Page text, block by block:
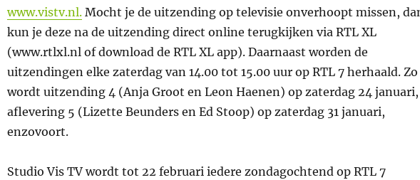
www.vistv.nl.Mocht je de uitzending op televisie onverhoopt missen,
kun je deze na de uitzending direct online terugkijken via RTL XL
(www.rtlxl.nl of download de RTL XL app). Daarnaast worden de
uitzendingen elke zaterdag van 14.00 tot 15.00 uur op RTL 7 herhaald. Zo
wordt uitzending 4 (Anja Groot en Leon Haenen) op zaterdag 24 januari,
aflevering 5 (Lizette Beunders en Ed Stoop) op zaterdag 31 januari,
enzovoort.
Studio Vis TV wordt tot 22 februari iedere zondagochtend op RTL 7